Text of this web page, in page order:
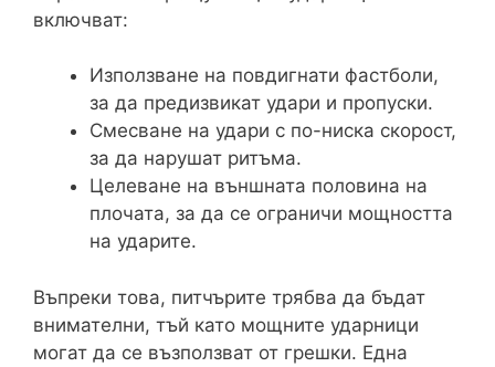
включват:
Използване на повдигнати фастболи,
за да предизвикат удари и пропуски.
Смесване на удари с по-ниска скорост,
за да нарушат ритъма.
Целеване на външната половина на
плочата, за да се ограничи мощността
на ударите.
Въпреки това, питчърите трябва да бъдат
внимателни, тъй като мощните ударници
могат да се възползват от грешки. Една